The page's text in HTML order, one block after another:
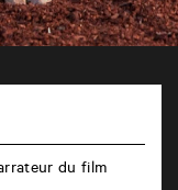
du film